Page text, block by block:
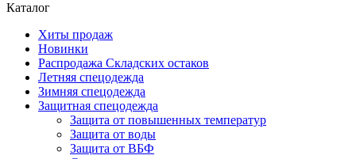
Каталог
Хиты продаж
Новинки
Распродажа Складских остаков
Летняя спецодежда
Зимняя спецодежда
Защитная спецодежда
Защита от повышенных температур
Защита от воды
Защита от ВБФ